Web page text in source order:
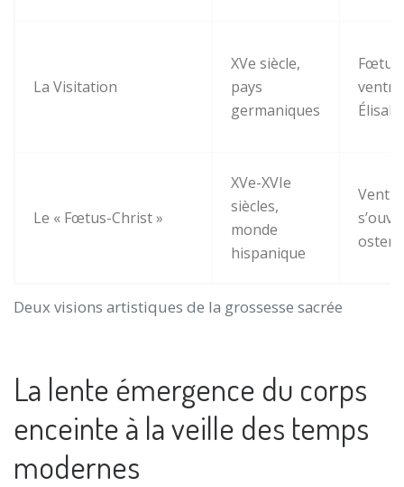
Deux visions artistiques de la grossesse sacrée
La Visitation
XVe siècle,
pays
germaniques
Fœtus
Le « Fœtus-Christ »
XVe-XVIe
siècles,
monde
hispanique
La lente émergence du corps
enceinte à la veille des temps
modernes